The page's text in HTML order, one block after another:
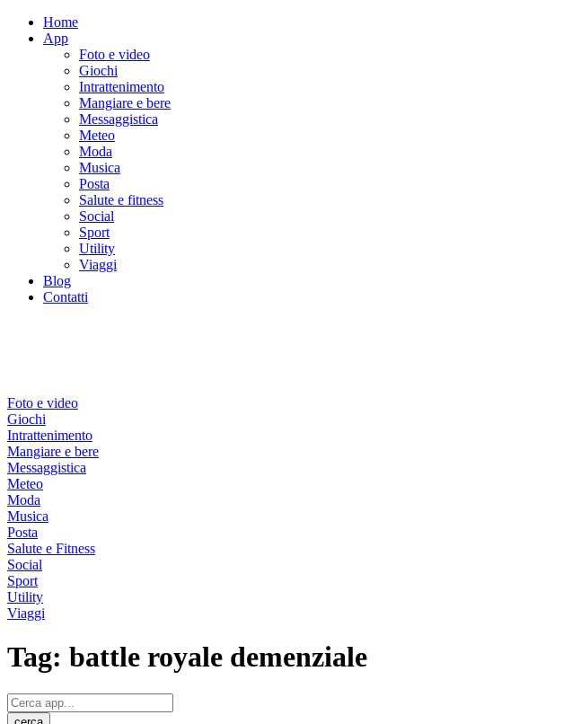
Home
App
Foto e video
Giochi
Intrattenimento
Mangiare e bere
Messaggistica
Meteo
Moda
Musica
Posta
Salute e fitness
Social
Sport
Utility
Viaggi
Blog
Contatti
Foto e video
Giochi
Intrattenimento
Mangiare e bere
Messaggistica
Meteo
Moda
Musica
Posta
Salute e Fitness
Social
Sport
Utility
Viaggi
Tag: battle royale demenziale